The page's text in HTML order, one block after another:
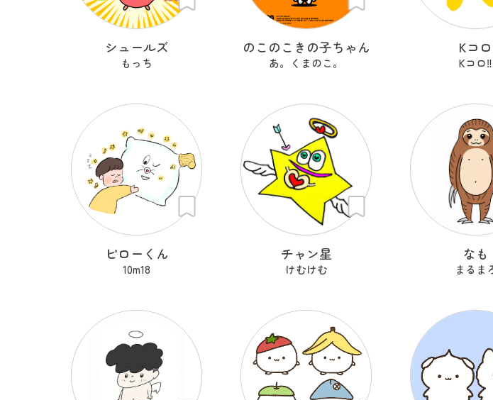
シュールズ
もっち
のこのこきの子ちゃん
あ。くまのこ。
Kコロ
Kコロ‼︎
ピローくん
10m18
チャン星
けむけむ
なも
まるま